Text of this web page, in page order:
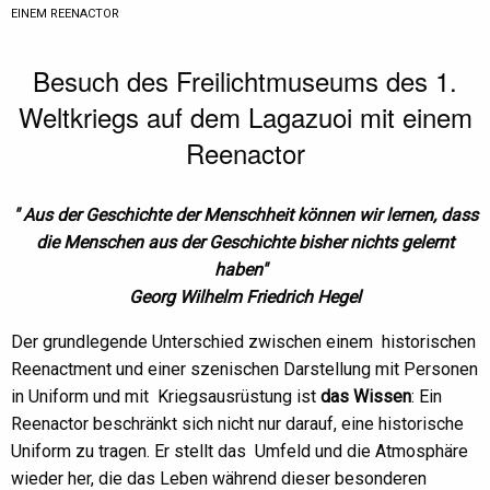
EINEM REENACTOR
Besuch des Freilichtmuseums des 1.
Weltkriegs auf dem Lagazuoi mit einem
Reenactor
" Aus der Geschichte der Menschheit können wir lernen, dass
die Menschen aus der Geschichte bisher nichts gelernt
haben"
Georg Wilhelm Friedrich Hegel
Der grundlegende Unterschied zwischen einem historischen
Reenactment und einer szenischen Darstellung mit Personen
in Uniform und mit Kriegsausrüstung ist das Wissen: Ein
Reenactor beschränkt sich nicht nur darauf, eine historische
Uniform zu tragen. Er stellt das Umfeld und die Atmosphäre
wieder her, die das Leben während dieser besonderen